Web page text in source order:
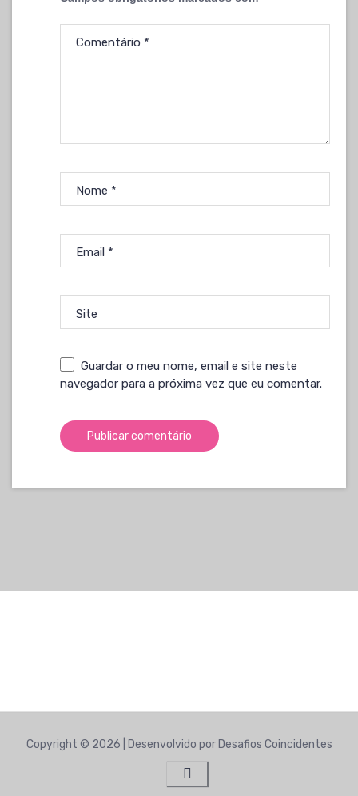
Comentário *
Nome *
Email *
Site
Guardar o meu nome, email e site neste
navegador para a próxima vez que eu comentar.
Copyright © 2026 | Desenvolvido por Desafios Coincidentes